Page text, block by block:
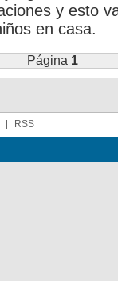
y esto
en casa.
Página 1
RSS